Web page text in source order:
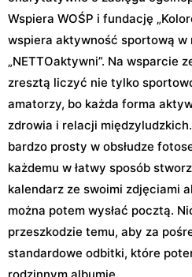
Wspiera WOŚP i fundację
wspiera aktywność sportową w
„NETTOaktywni”. Na wsparcie
zresztą liczyć nie tylko
amatorzy, bo każda forma
zdrowia i relacji
bardzo prosty w obsłudze
każdemu w łatwy sposób
kalendarz ze swoimi zdjęciami
można potem wysłać pocztą.
przeszkodzie temu, aby za
standardowe odbitki, które